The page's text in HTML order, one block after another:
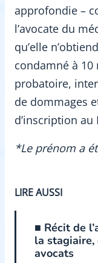
approfondie –
l’avocate du
qu’elle
condamné à
probatoire,
de dommages
d’inscription au
*Le prénom a
LIRE AUSSI
■ Récit de
la
avocats